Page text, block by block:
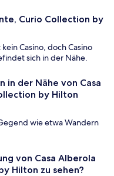
Curio Collection by
Casino, doch Casino
sich in der Nähe.
der Nähe von Casa
by Hilton
wie etwa Wandern
von Casa Alberola
Hilton zu sehen?